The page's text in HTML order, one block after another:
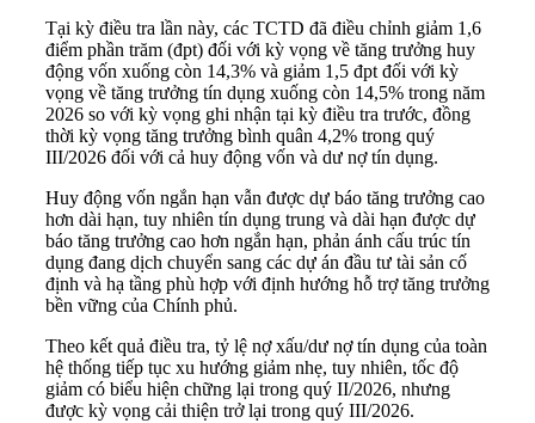
Tại kỳ điều tra lần này, các TCTD đã điều chỉnh giảm 1,6
điểm phần trăm (đpt) đối với kỳ vọng về tăng trưởng huy
động vốn xuống còn 14,3% và giảm 1,5 đpt đối với kỳ
vọng về tăng trưởng tín dụng xuống còn 14,5% trong năm
2026 so với kỳ vọng ghi nhận tại kỳ điều tra trước, đồng
thời kỳ vọng tăng trưởng bình quân 4,2% trong quý
III/2026 đối với cả huy động vốn và dư nợ tín dụng.
Huy động vốn ngắn hạn vẫn được dự báo tăng trưởng cao
hơn dài hạn, tuy nhiên tín dụng trung và dài hạn được dự
báo tăng trưởng cao hơn ngắn hạn, phản ánh cấu trúc tín
dụng đang dịch chuyển sang các dự án đầu tư tài sản cố
định và hạ tầng phù hợp với định hướng hỗ trợ tăng trưởng
bền vững của Chính phủ.
Theo kết quả điều tra, tỷ lệ nợ xấu/dư nợ tín dụng của toàn
hệ thống tiếp tục xu hướng giảm nhẹ, tuy nhiên, tốc độ
giảm có biểu hiện chững lại trong quý II/2026, nhưng
được kỳ vọng cải thiện trở lại trong quý III/2026.